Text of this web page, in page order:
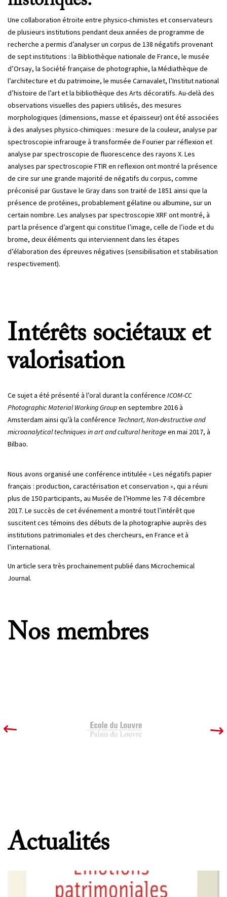
Une collaboration étroite entre physico-chimistes et conservateurs
de plusieurs institutions pendant deux années de programme de
recherche a permis d’analyser un corpus de 138 négatifs provenant
de sept institutions : la Bibliothèque nationale de France, le musée
d’Orsay, la Société française de photographie, la Médiathèque de
l’architecture et du patrimoine, le musée Carnavalet, l’Institut national
d’histoire de l’art et la bibliothèque des Arts décoratifs. Au-delà des
observations visuelles des papiers utilisés, des mesures
morphologiques (dimensions, masse et épaisseur) ont été associées
à des analyses physico-chimiques : mesure de la couleur, analyse par
spectroscopie infrarouge à transformée de Fourier par réflexion et
analyse par spectroscopie de fluorescence des rayons X. Les
analyses par spectroscopie FTIR en reflexion ont montré la présence
de cire sur une grande majorité de négatifs du corpus, comme
préconisé par Gustave le Gray dans son traité de 1851 ainsi que la
présence de protéines, probablement gélatine ou albumine, sur un
certain nombre. Les analyses par spectroscopie XRF ont montré, à
part la présence d’argent qui constitue l’image, celle de l’iode et du
brome, deux éléments qui interviennent dans les étapes
d’élaboration des épreuves négatives (sensibilisation et stabilisation
respectivement).
Intérêts sociétaux et
valorisation
Ce sujet a été présenté à l’oral durant la conférence ICOM-CC
Photographic Material Working Groupen septembre 2016 à
Amsterdam ainsi qu’à la conférence Technart, Non-destructive and
microanalytical techniques in art and cultural heritageen mai 2017, à
Bilbao.
Nous avons organisé une conférence intitulée « Les négatifs papier
français : production, caractérisation et conservation », qui a réuni
plus de 150 participants, au Musée de l’Homme les 7-8 décembre
2017. Le succès de cet événement a montré tout l’intérêt que
suscitent ces témoins des débuts de la photographie auprès des
institutions patrimoniales et des chercheurs, en France et à
l’international.
Un article sera très prochainement publié dans Microchemical
Journal.
Nos membres
Actualités